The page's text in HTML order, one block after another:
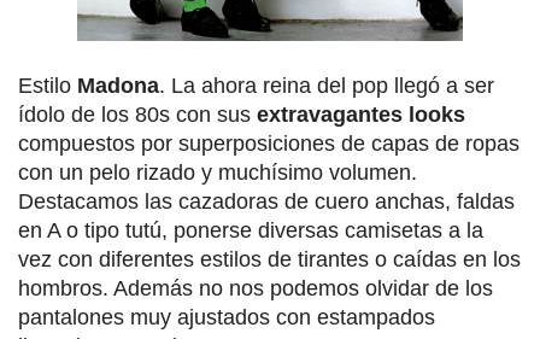
Estilo Madona. La ahora reina del pop llegó a ser
ídolo de los 80s con sus extravagantes looks
compuestos por superposiciones de capas de ropas
con un pelo rizado y muchísimo volumen.
Destacamos las cazadoras de cuero anchas, faldas
en A o tipo tutú, ponerse diversas camisetas a la
vez con diferentes estilos de tirantes o caídas en los
hombros. Además no nos podemos olvidar de los
pantalones muy ajustados con estampados